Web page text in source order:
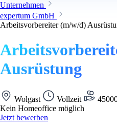
Unternehmen
expertum GmbH
Arbeitsvorbereiter (m/w/d)
Ausrüstung
Wolgast Vollzeit
Kein Homeoffice möglich
Jetzt bewerben